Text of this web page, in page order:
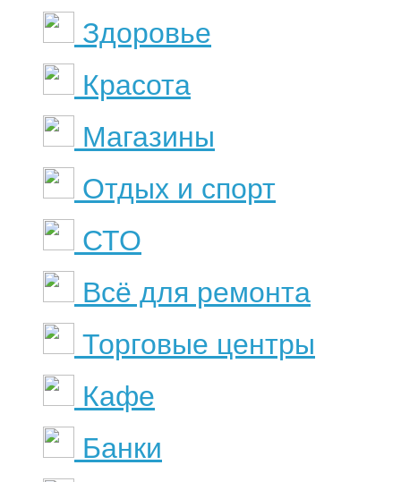
Здоровье
Красота
Магазины
Отдых и спорт
СТО
Всё для ремонта
Торговые центры
Кафе
Банки